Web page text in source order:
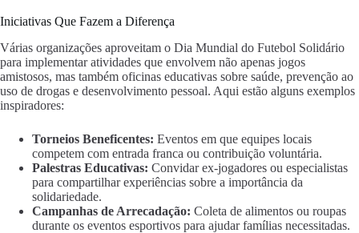
Iniciativas Que Fazem a Diferença
Várias organizações aproveitam o Dia Mundial do Futebol Solidário
para implementar atividades que envolvem não apenas jogos
amistosos, mas também oficinas educativas sobre saúde, prevenção ao
uso de drogas e desenvolvimento pessoal. Aqui estão alguns exemplos
inspiradores:
Torneios Beneficentes: Eventos em que equipes locais
competem com entrada franca ou contribuição voluntária.
Palestras Educativas: Convidar ex-jogadores ou especialistas
para compartilhar experiências sobre a importância da
solidariedade.
Campanhas de Arrecadação: Coleta de alimentos ou roupas
durante os eventos esportivos para ajudar famílias necessitadas.